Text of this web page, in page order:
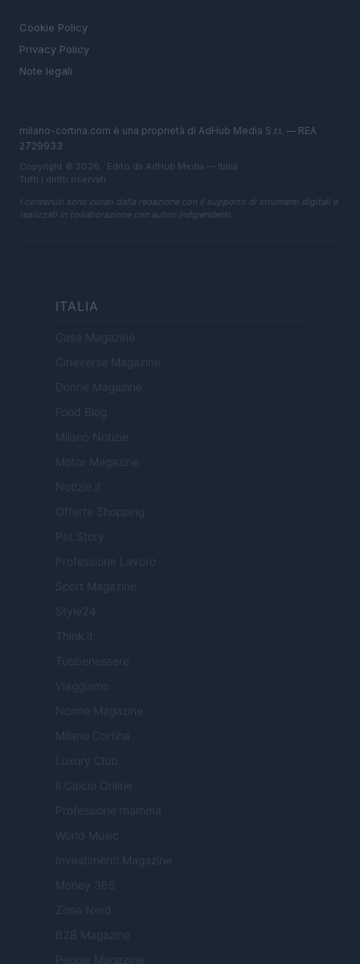
Cookie Policy
Privacy Policy
Note legali
milano-cortina.com è una proprietà di AdHub Media S.r.l. — REA
2729933
Copyright © 2026 · Edito da AdHub Media — Italia
Tutti i diritti riservati
I contenuti sono curati dalla redazione con il supporto di strumenti digitali e
realizzati in collaborazione con autori indipendenti.
ITALIA
Casa Magazine
Cineverse Magazine
Donne Magazine
Food Blog
Milano Notizie
Motor Magazine
Notizie.it
Offerte Shopping
Pet Story
Professione Lavoro
Sport Magazine
Style24
Think.it
Tuobenessere
Viaggiamo
Nonne Magazine
Milano Cortina
Luxury Club
Il Calcio Online
Professione mamma
World Music
Investimenti Magazine
Money 365
Zona Nerd
B2B Magazine
People Magazine